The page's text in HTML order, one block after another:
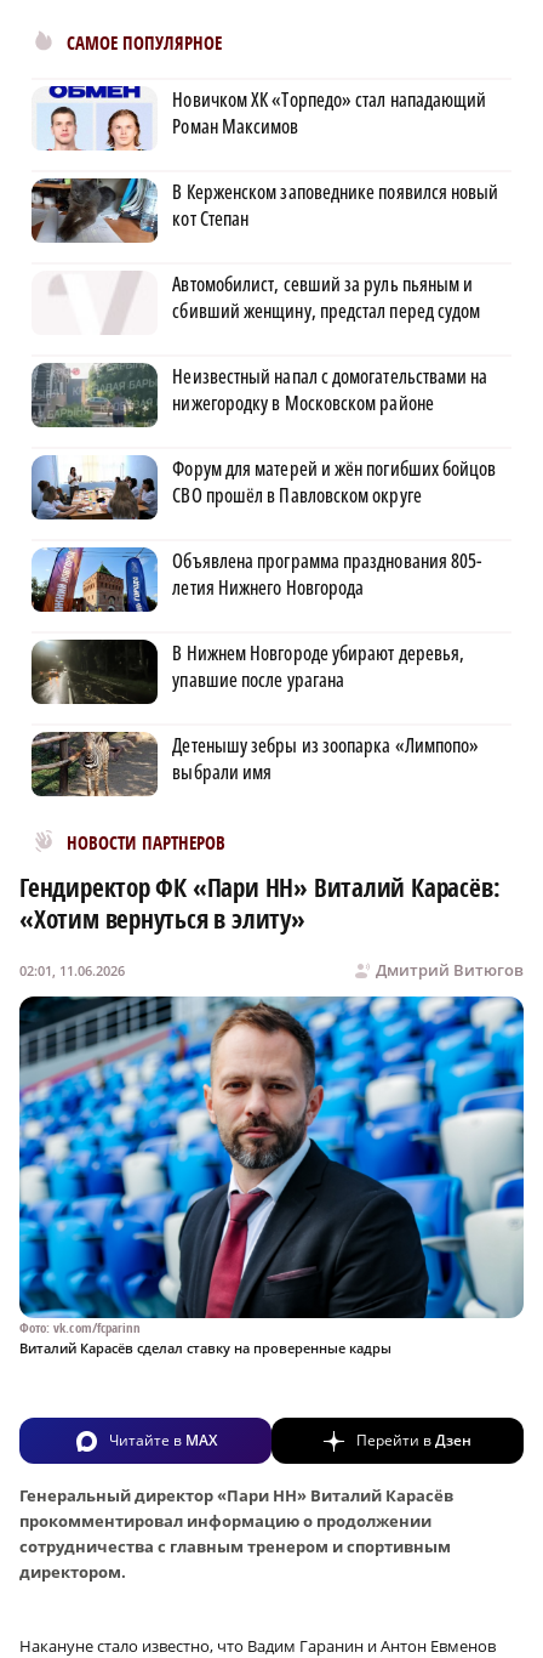
САМОЕ ПОПУЛЯРНОЕ
Новичком ХК «Торпедо» стал нападающий
Роман Максимов
В Керженском заповеднике появился новый
кот Степан
Автомобилист, севший за руль пьяным и
сбивший женщину, предстал перед судом
Неизвестный напал с домогательствами на
нижегородку в Московском районе
Форум для матерей и жён погибших бойцов
СВО прошёл в Павловском округе
Объявлена программа празднования 805-
летия Нижнего Новгорода
В Нижнем Новгороде убирают деревья,
упавшие после урагана
Детенышу зебры из зоопарка «Лимпопо»
выбрали имя
НОВОСТИ ПАРТНЕРОВ
Новости МирТесен
Гендиректор ФК «Пари НН» Виталий Карасёв:
«Хотим вернуться в элиту»
Дмитрий Витюгов
02:01, 11.06.2026
Фото: vk.com/fcparinn
Виталий Карасёв сделал ставку на проверенные кадры
Читайте в MAX Перейти вДзен
Генеральный директор «Пари НН» Виталий Карасёв
прокомментировал информацию о продолжении
сотрудничества с главным тренером и спортивным
директором.
Накануне стало известно, что Вадим Гаранин и Антон Евменов